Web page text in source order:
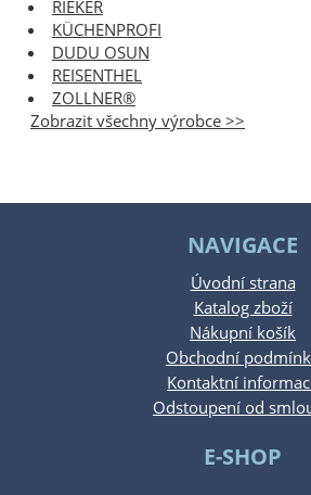
RIEKER
KÜCHENPROFI
DUDU OSUN
REISENTHEL
ZOLLNER®
Zobrazit všechny výrobce >>
NAVIGACE
Úvodní strana
Katalog zboží
Nákupní košík
Obchodní
Kontaktní
Odstoupení od
E-SHOP